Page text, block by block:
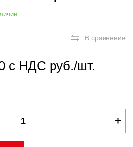
В сравнение
с НДС руб./шт.